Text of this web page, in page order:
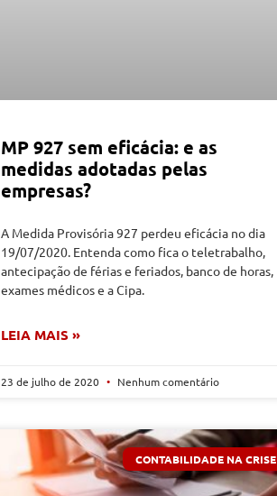
MP 927 sem eficácia: e as
medidas adotadas pelas
empresas?
A Medida Provisória 927 perdeu eficácia no dia
19/07/2020. Entenda como fica o teletrabalho,
antecipação de férias e feriados, banco de horas,
exames médicos e a Cipa.
LEIA MAIS »
23 de julho de 2020 Nenhum comentário
CONTABILIDADE NA CRISE